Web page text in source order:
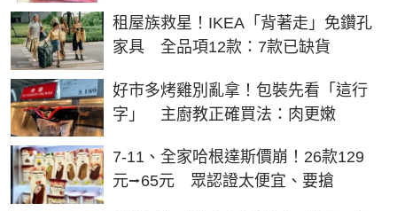
租屋族救星！IKEA「背著走」免鑽孔
家具 全品項12款：7款已缺貨
好市多烤雞別亂拿！包裝先看「這行
字」 主廚教正確買法：肉更嫩
7-11、全家哈根達斯價崩！26款129
元⭢65元 眾認證太便宜、要搶